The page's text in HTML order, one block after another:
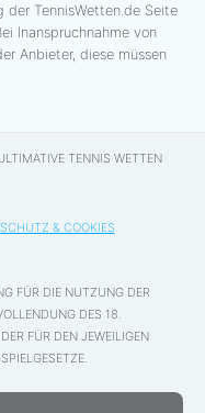
der TennisWetten.de Seite
Inanspruchnahme von
Anbieter, diese müssen
TENNIS WETTEN
& COOKIES
FÜR DIE NUTZUNG DER
DES 18.
FÜR DEN JEWEILIGEN